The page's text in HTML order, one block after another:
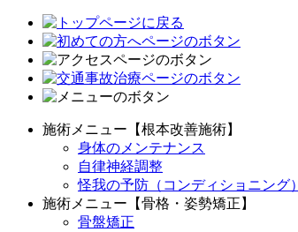
施術メニュー【根本改善施術】
身体のメンテナンス
自律神経調整
怪我の予防（コンディショニング）
施術メニュー【骨格・姿勢矯正】
骨盤矯正